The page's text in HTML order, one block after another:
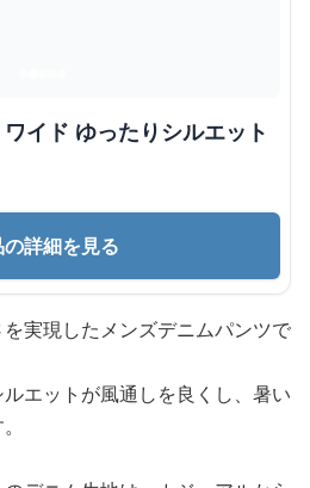
イド ゆったりシルエット
詳細を見る
実現したメンズデニムパンツで
エットが風通しを良くし、暑い